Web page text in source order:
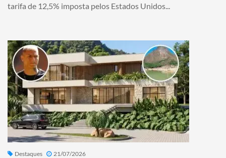
tarifa de 12,5% imposta pelos Estados Unidos...
Destaques 21/07/2026